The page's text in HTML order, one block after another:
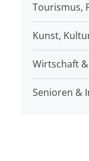
Tourismus,
Kunst,
Wirtschaft
Senioren &